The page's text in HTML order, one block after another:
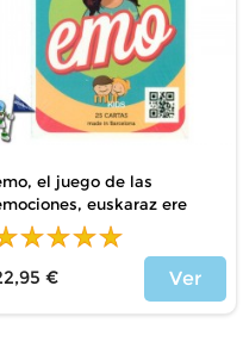
el juego de las
euskaraz ere
€
Ver